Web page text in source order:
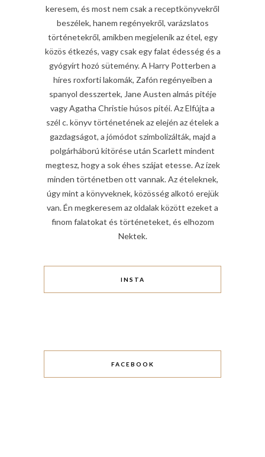
keresem, és most nem csak a receptkönyvekről
beszélek, hanem regényekről, varázslatos
történetekről, amikben megjelenik az étel, egy
közös étkezés, vagy csak egy falat édesség és a
gyógyírt hozó sütemény. A Harry Potterben a
híres roxforti lakomák, Zafón regényeiben a
spanyol desszertek, Jane Austen almás pitéje
vagy Agatha Christie húsos pitéi. Az Elfújta a
szél c. könyv történetének az elején az ételek a
gazdagságot, a jómódot szimbolizálták, majd a
polgárháború kitörése után Scarlett mindent
megtesz, hogy a sok éhes szájat etesse. Az ízek
minden történetben ott vannak. Az ételeknek,
úgy mint a könyveknek, közösség alkotó erejük
van. Én megkeresem az oldalak között ezeket a
finom falatokat és történeteket, és elhozom
Nektek.
INSTA
FACEBOOK